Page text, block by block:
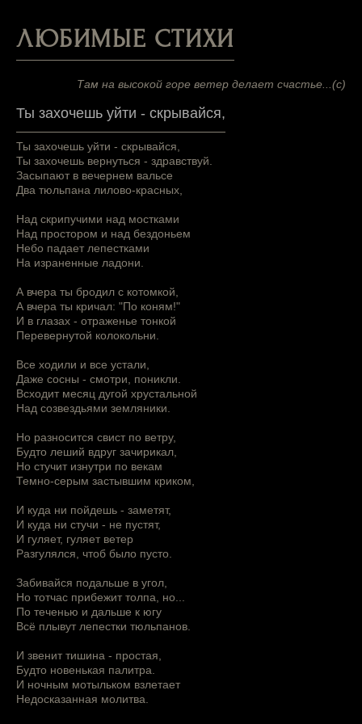
ЛЮБИМЫЕ СТИХИ
Там на высокой горе ветер делает счастье...(с)
Ты захочешь уйти - скрывайся,
Ты захочешь уйти - скрывайся,
Ты захочешь вернуться - здравствуй.
Засыпают в вечернем вальсе
Два тюльпана лилово-красных,
Над скрипучими над мостками
Над простором и над бездоньем
Небо падает лепестками
На израненные ладони.
А вчера ты бродил с котомкой,
А вчера ты кричал: "По коням!"
И в глазах - отраженье тонкой
Перевернутой колокольни.
Все ходили и все устали,
Даже сосны - смотри, поникли.
Всходит месяц дугой хрустальной
Над созвездьями земляники.
Но разносится свист по ветру,
Будто леший вдруг зачирикал,
Но стучит изнутри по векам
Темно-серым застывшим криком,
И куда ни пойдешь - заметят,
И куда ни стучи - не пустят,
И гуляет, гуляет ветер
Разгулялся, чтоб было пусто.
Забивайся подальше в угол,
Но тотчас прибежит толпа, но...
По теченью и дальше к югу
Всё плывут лепестки тюльпанов.
И звенит тишина - простая,
Будто новенькая палитра.
И ночным мотыльком взлетает
Недосказанная молитва.